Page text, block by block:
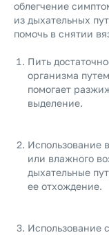
облегчение
из дыхательных
помочь в снятии
Пить
организма
помогает
выделение.
Использование
или влажного
дыхательные
ее отхождение.
Использование